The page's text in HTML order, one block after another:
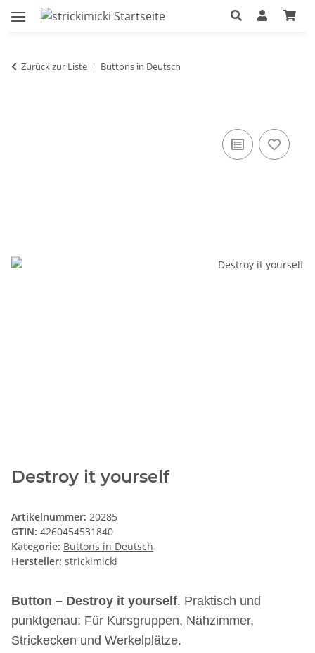
Zurück zur Liste Buttons in Deutsch
Destroy it yourself
Artikelnummer: 20285
GTIN: 4260454531840
Kategorie: Buttons in Deutsch
Hersteller: strickimicki
Button – Destroy it yourself. Praktisch und
punktgenau: Für Kursgruppen, Nähzimmer,
Strickecken und Werkelplätze.